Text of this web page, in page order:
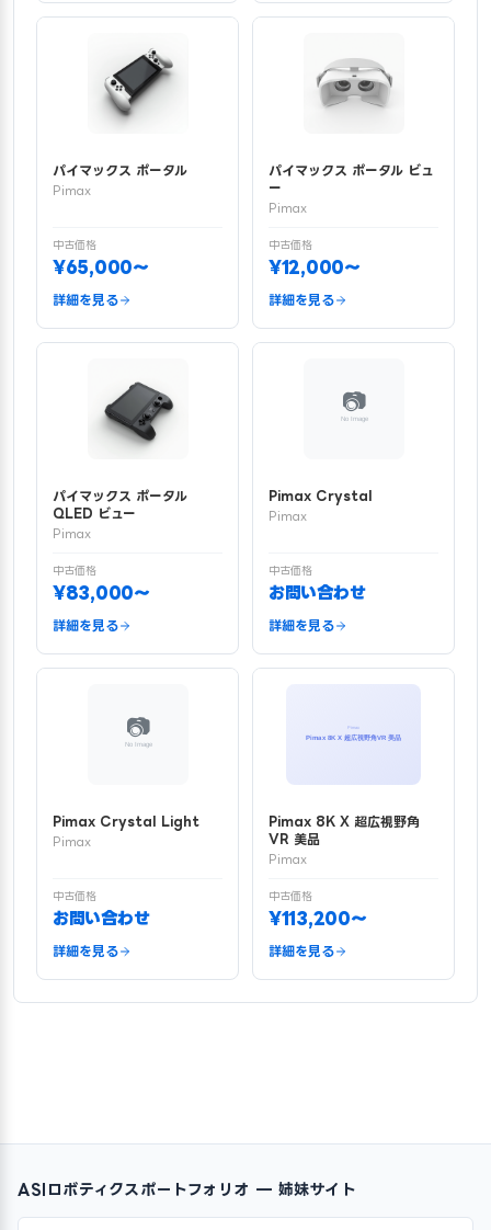
パイマックス ポータル
Pimax
中古価格
¥65,000〜
詳細を見る
パイマックス ポータル ビュ
ー
Pimax
中古価格
¥12,000〜
詳細を見る
パイマックス ポータル
QLED ビュー
Pimax
中古価格
¥83,000〜
詳細を見る
Pimax Crystal
Pimax
中古価格
お問い合わせ
詳細を見る
Pimax Crystal Light
Pimax
中古価格
お問い合わせ
詳細を見る
Pimax 8K X 超広視野角
VR 美品
Pimax
中古価格
¥113,200〜
詳細を見る
ASIロボティクスポートフォリオ — 姉妹サイト